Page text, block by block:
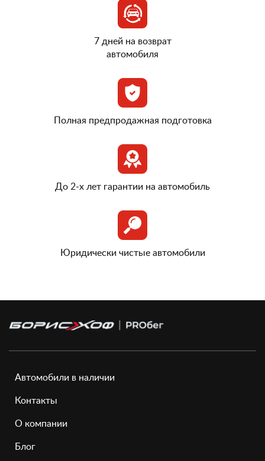
7 дней на возврат
автомобиля
Полная предпродажная подготовка
До 2-х лет гарантии на автомобиль
Юридически чистые автомобили
Автомобили в наличии
Контакты
О компании
Блог